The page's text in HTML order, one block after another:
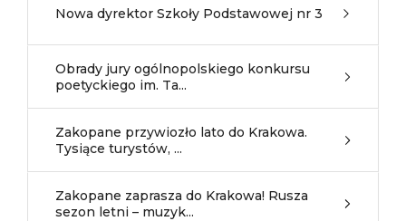
Nowa dyrektor Szkoły Podstawowej nr 3
Obrady jury ogólnopolskiego konkursu
poetyckiego im. Ta...
Zakopane przywiozło lato do Krakowa.
Tysiące turystów, ...
Zakopane zaprasza do Krakowa! Rusza
sezon letni – muzyk...